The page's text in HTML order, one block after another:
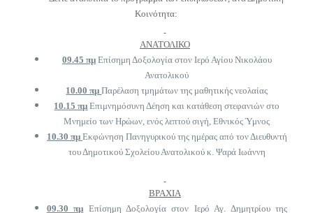
Κοινότητα:
ΑΝΑΤΟΛΙΚΟ
09.45 πμΕπίσημη Δοξολογία στον Ιερό Αγίου Νικολάου
Ανατολικού
10.00 πμΠαρέλαση τμημάτων της μαθητικής νεολαίας
10.15 πμ Επιμνημόσυνη Δέηση και κατάθεση στεφανιών στο
Μνημείο των Ηρώων, ενός λεπτού σιγή, Εθνικός Ύμνος
10.30 πμ Εκφώνηση Πανηγυρικού της ημέρας από τον Διευθυντή
του Δημοτικού Σχολείου Ανατολικού κ. Ψαρά Ιωάννη
ΒΡΑΧΙΑ
09.30 πμ Επίσημη Δοξολογία στον Ιερό Αγ. Δημητρίου της